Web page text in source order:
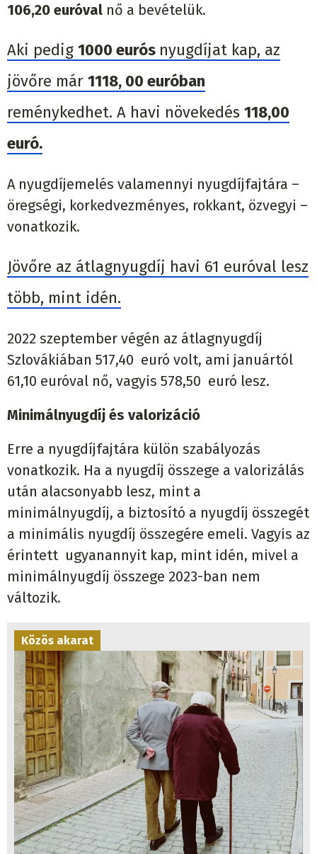
106,20 euróval nő a bevételük.
Aki pedig 1000 eurós nyugdíjat kap, az
jövőre már 1118, 00 euróban
reménykedhet. A havi növekedés 118,00
euró.
A nyugdíjemelés valamennyi nyugdíjfajtára –
öregségi, korkedvezményes, rokkant, özvegyi –
vonatkozik.
Jövőre az átlagnyugdíj havi 61 euróval lesz
több, mint idén.
2022 szeptember végén az átlagnyugdíj
Szlovákiában 517,40 euró volt, ami januártól
61,10 euróval nő, vagyis 578,50 euró lesz.
Minimálnyugdíj és valorizáció
Erre a nyugdíjfajtára külön szabályozás
vonatkozik. Ha a nyugdíj összege a valorizálás
után alacsonyabb lesz, mint a
minimálnyugdíj, a biztosító a nyugdíj összegét
a minimális nyugdíj összegére emeli. Vagyis az
érintett ugyanannyit kap, mint idén, mivel a
minimálnyugdíj összege 2023-ban nem
változik.
Közös akarat